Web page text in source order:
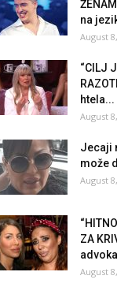
na
August
“CILJ
htela...
August
Jecaji
može
August
ZA
August